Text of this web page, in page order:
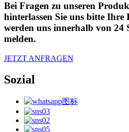
Bei Fragen zu unseren
hinterlassen Sie uns bitte
werden uns innerhalb von 24
melden.
JETZT ANFRAGEN
Sozial